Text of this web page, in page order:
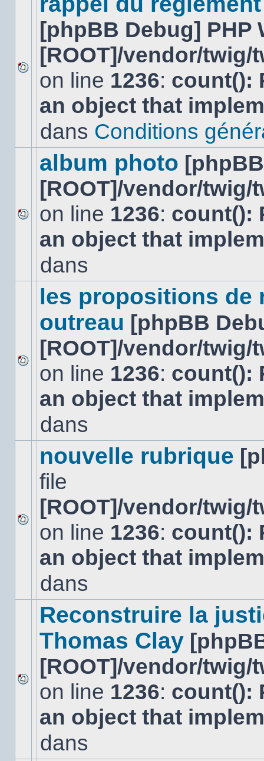
Aucun
nouveau
message
non-
dans
[phpBB Debug] PHP
[ROOT]/vendor/
on line 1236: count():
an object that
dans Conditions
Aucun
nouveau
message
sujet.
album photo
[ROOT]/vendor/
on line 1236: count():
an object that
dans
Aucun
nouveau
message
non-
dans
les propositions de
outreau [phpBB
[ROOT]/vendor/
on line 1236: count():
an object that
dans
Aucun
nouveau
message
non-
dans
nouvelle rubrique
file
[ROOT]/vendor/
on line 1236: count():
an object that
dans
Aucun
nouveau
message
non-
dans
Reconstruire la
Thomas Clay
[ROOT]/vendor/
on line 1236: count():
an object that
dans